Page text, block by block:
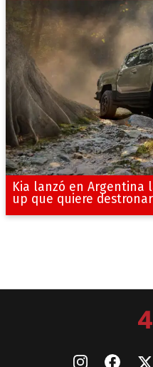
Kia lanzó en Argentina
up que quiere